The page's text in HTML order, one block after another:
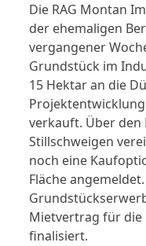
Die RAG Montan
der ehemaligen
vergangener
Grundstück im
15 Hektar an die
verkauft. Über
Stillschweigen
noch eine
Fläche
Mietvertrag für die
finalisiert.